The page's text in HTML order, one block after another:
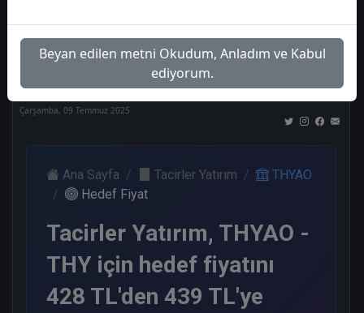
1
Çarşamba, 09 Temmuz 2025
Ana Sayfa Tacirler Yatırım
THYAO
Hedef Fiyat
Tacirler Yatırım, THYAO -
THY için hedef fiyatını
428 TL'den 439 TL'ye
Beyan edilen metni Okudum, Anladım ve Kabul
ediyorum.